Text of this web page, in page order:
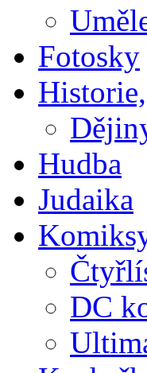
Fotosky
Hudba
Judaika
DC